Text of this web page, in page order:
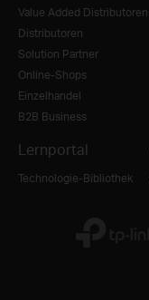
Value Added Distributoren
Distributoren
Solution Partner
Online-Shops
Einzelhandel
B2B Business
Lernportal
Technologie-Bibliothek